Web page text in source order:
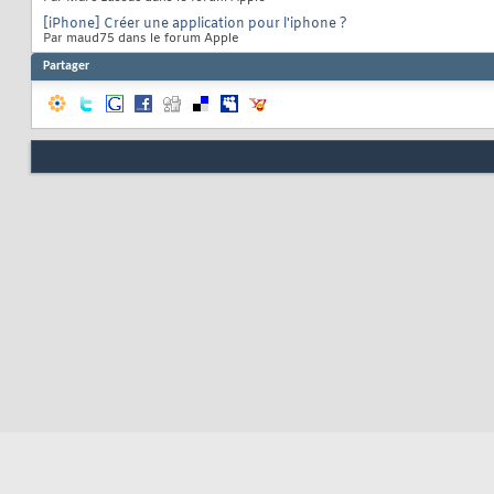
[iPhone] Créer une application pour l'iphone ?
Par maud75 dans le forum Apple
Partager